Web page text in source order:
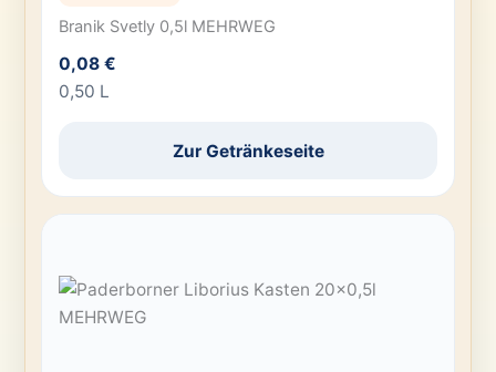
Branik Svetly 0,5l MEHRWEG
0,08 €
0,50 L
Zur Getränkeseite